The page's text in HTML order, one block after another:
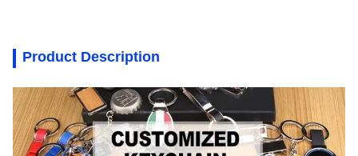
Product Description